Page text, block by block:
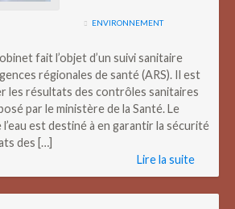
ENVIRONNEMENT
fait l’objet d’un suivi sanitaire
régionales de santé (ARS). Il est
les résultats des contrôles sanitaires
par le ministère de la Santé. Le
est destiné à en garantir la sécurité
des […]
Lire la suite